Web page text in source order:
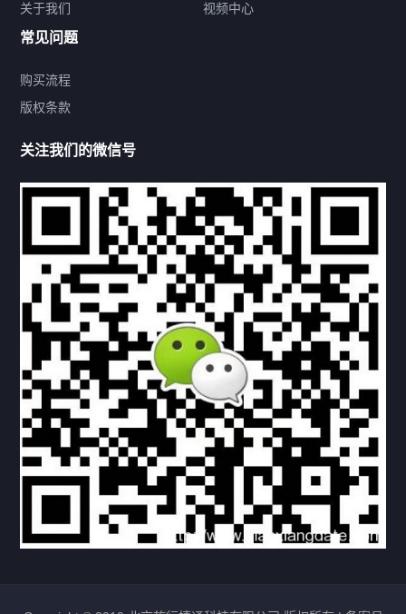
联系方式
热门标签
机构链接
联系方式 关于我们
下载与支持
资料下载 视频中心
常见问题
购买流程 版权条款
北京乾行捷通荣获阿里巴巴国际站多项年度荣誉，持续引
领ICT与AI行业发展
2025/12/22 531 新闻中心 信创服务器国产服务器
关于我们
视频中心
常见问题
购买流程
版权条款
关注我们的微信号